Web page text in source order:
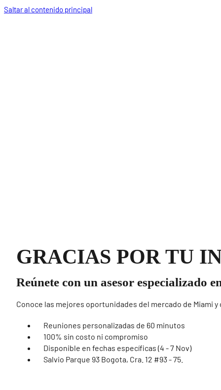
Saltar al contenido principal
GRACIAS POR TU
Reúnete con un asesor especializado
Conoce las mejores oportunidades del mercado de Miami
Reuniones personalizadas de 60 minutos
100% sin costo ni compromiso
Disponible en fechas específicas (4 - 7 Nov)
Salvio Parque 93 Bogota, Cra. 12 #93 - 75.